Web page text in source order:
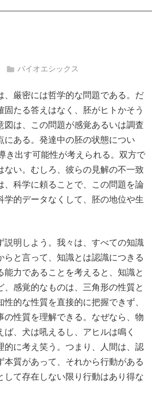
バイオエシックス
、厳密には哲学的な問題である。だ
たる答えはなく、胚がヒトかそう
は、この問題が感覚あるいは調査
ある。発達中の胚の状態につい
き出す可能性が考えられる。双方で
い。むしろ、彼らの見解の不一致
科学に頼ることで、この問題を論
的データなくして、胚の地位や生
明しよう。我々は、すべての知識
と言って、知識とは認識につきる
力であることを考えると、知識と
感覚的なものは、三角形の性質と
的な性質を直接的に把握できず、
性質を理解できる。なぜなら、物
、犬は吼えるし、アヒルは鳴く
的に考え笑う。つまり、人間は、認
質があって、それから行動がある
て存在しない限り行動はあり得な